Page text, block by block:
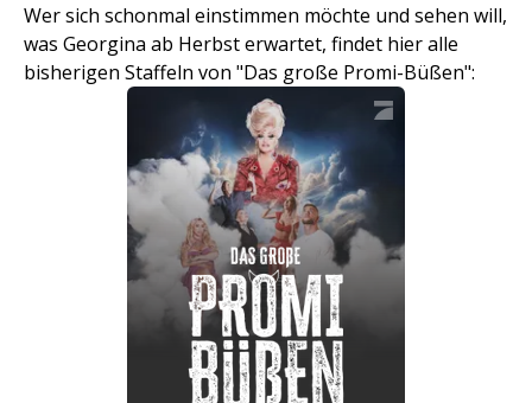
Wer sich schonmal einstimmen möchte und sehen will,
was Georgina ab Herbst erwartet, findet hier alle
bisherigen Staffeln von "Das große Promi-Büßen":